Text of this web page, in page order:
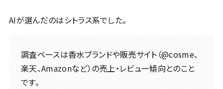
AIが選んだのはシトラス系でした。
調査ベースは香水ブランドや販売サイト（@cosme、
楽天、Amazonなど）の売上・レビュー傾向とのこと
です。